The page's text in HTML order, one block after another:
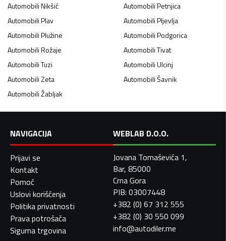
AutomobiliNikšić AutomobiliPetnjica
AutomobiliPlav AutomobiliPljevlja
AutomobiliPlužine AutomobiliPodgorica
AutomobiliRožaje AutomobiliTivat
AutomobiliTuzi AutomobiliUlcinj
AutomobiliZeta AutomobiliŠavnik
AutomobiliŽabljak
NAVIGACIJA
Prijavi se
Kontakt
Pomoć
Uslovi korišćenja
Politika privatnosti
Prava potrošača
Sigurna trgovina
WEBLAB D.O.O.
Jovana Tomaševića 1,
Bar, 85000
Crna Gora
PIB: 03007448
+382 (0) 67 312 555
+382 (0) 30 550 099
info@autodiler.me